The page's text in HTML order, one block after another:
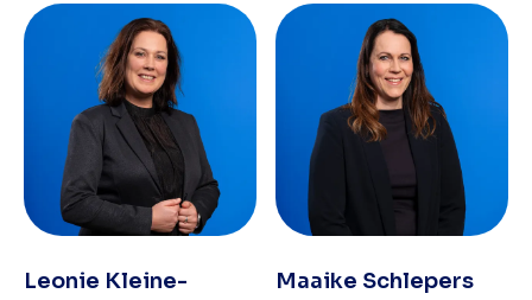
Leonie Kleine- Maaike Schlepers